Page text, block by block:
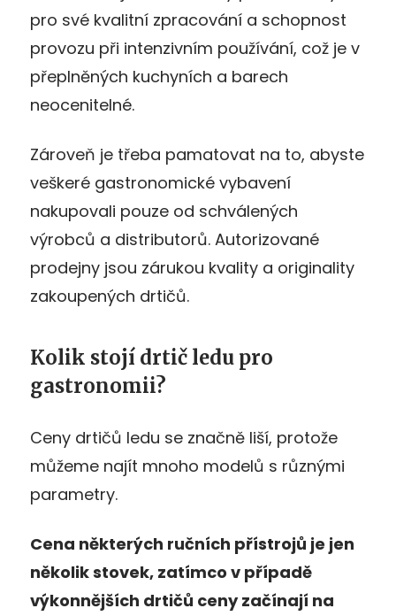
pro své kvalitní zpracování a schopnost
provozu při intenzivním používání, což je v
přeplněných kuchyních a barech
neocenitelné.
Zároveň je třeba pamatovat na to, abyste
veškeré gastronomické vybavení
nakupovali pouze od schválených
výrobců a distributorů. Autorizované
prodejny jsou zárukou kvality a originality
zakoupených drtičů.
Kolik stojí drtič ledu pro
gastronomii?
Ceny drtičů ledu se značně liší, protože
můžeme najít mnoho modelů s různými
parametry.
Cena některých ručních přístrojů je jen
několik stovek, zatímco v případě
výkonnějších drtičů ceny začínají na